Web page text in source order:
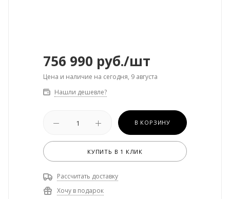
756 990 руб./шт
Цена и наличие на сегодня, 9 августа
Нашли дешевле?
В КОРЗИНУ
КУПИТЬ В 1 КЛИК
Рассчитать доставку
Хочу в подарок